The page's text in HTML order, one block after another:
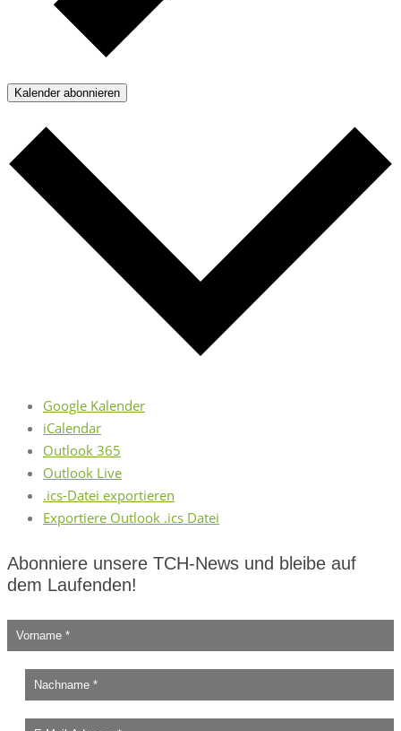
Kalender abonnieren
Google Kalender
iCalendar
Outlook 365
Outlook Live
.ics-Datei exportieren
Exportiere Outlook .ics Datei
Abonniere unsere TCH-News und bleibe auf
dem Laufenden!